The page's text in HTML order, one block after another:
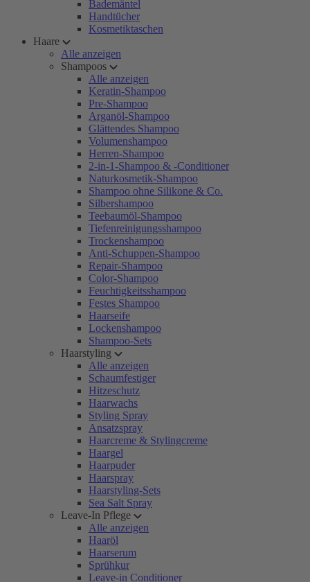
Bademäntel
Handtücher
Kosmetiktaschen
Haare
Alle anzeigen
Shampoos
Alle anzeigen
Keratin-Shampoo
Pre-Shampoo
Arganöl-Shampoo
Glättendes Shampoo
Volumenshampoo
Herren-Shampoo
2-in-1-Shampoo & -Conditioner
Naturkosmetik-Shampoo
Shampoo ohne Silikone & Co.
Silbershampoo
Teebaumöl-Shampoo
Tiefenreinigungsshampoo
Trockenshampoo
Anti-Schuppen-Shampoo
Repair-Shampoo
Color-Shampoo
Feuchtigkeitsshampoo
Festes Shampoo
Haarseife
Lockenshampoo
Shampoo-Sets
Haarstyling
Alle anzeigen
Schaumfestiger
Hitzeschutz
Haarwachs
Styling Spray
Ansatzspray
Haarcreme & Stylingcreme
Haargel
Haarpuder
Haarspray
Haarstyling-Sets
Sea Salt Spray
Leave-In Pflege
Alle anzeigen
Haaröl
Haarserum
Sprühkur
Leave-in Conditioner